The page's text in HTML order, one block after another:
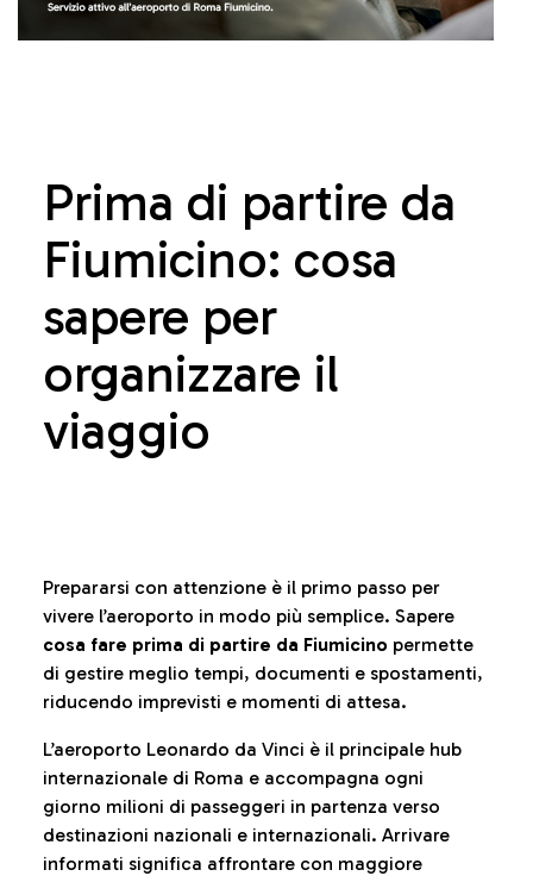
Prima di partire da
Fiumicino: cosa
sapere per
organizzare il
viaggio
Prepararsi con attenzione è il primo passo per
vivere l’aeroporto in modo più semplice. Sapere
cosa fare prima di partire da Fiumicino permette
di gestire meglio tempi, documenti e spostamenti,
riducendo imprevisti e momenti di attesa.
L’aeroporto Leonardo da Vinci è il principale hub
internazionale di Roma e accompagna ogni
giorno milioni di passeggeri in partenza verso
destinazioni nazionali e internazionali. Arrivare
informati significa affrontare con maggiore